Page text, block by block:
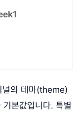
의 테마(theme)
기본값입니다. 특별